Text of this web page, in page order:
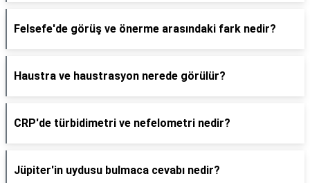
Felsefe'de görüş ve önerme arasındaki fark nedir?
Haustra ve haustrasyon nerede görülür?
CRP'de türbidimetri ve nefelometri nedir?
Jüpiter'in uydusu bulmaca cevabı nedir?